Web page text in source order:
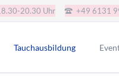
20.30 Uhr +49 6131
Tauchausbildung